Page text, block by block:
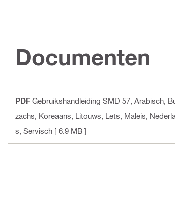
Documenten
PDF Gebruikshandleiding SMD 57 , Arabisch,
zachs, Koreaans, Litouws, Lets, Maleis,
s, Servisch [ 6.9 MB ]